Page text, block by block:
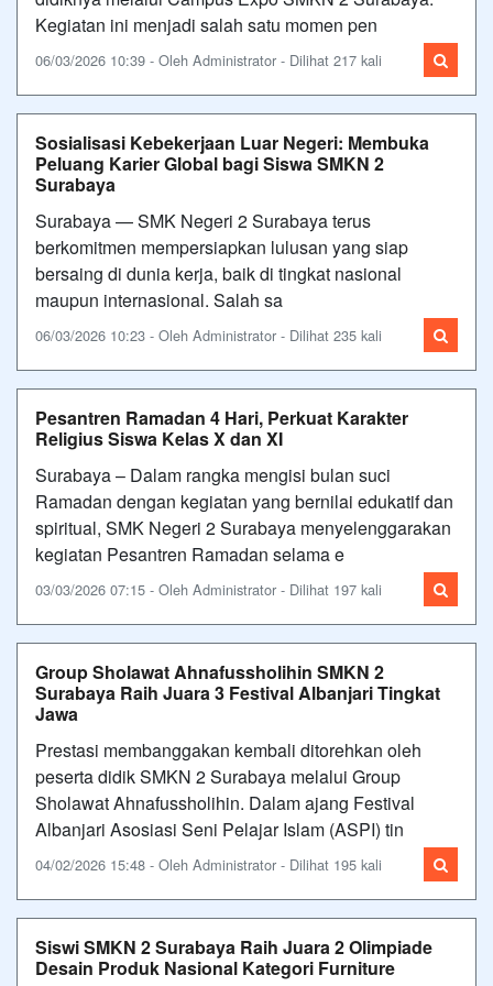
Kegiatan ini menjadi salah satu momen pen
06/03/2026 10:39 - Oleh Administrator - Dilihat 217 kali
Sosialisasi Kebekerjaan Luar Negeri: Membuka
Peluang Karier Global bagi Siswa SMKN 2
Surabaya
Surabaya — SMK Negeri 2 Surabaya terus
berkomitmen mempersiapkan lulusan yang siap
bersaing di dunia kerja, baik di tingkat nasional
maupun internasional. Salah sa
06/03/2026 10:23 - Oleh Administrator - Dilihat 235 kali
Pesantren Ramadan 4 Hari, Perkuat Karakter
Religius Siswa Kelas X dan XI
Surabaya – Dalam rangka mengisi bulan suci
Ramadan dengan kegiatan yang bernilai edukatif dan
spiritual, SMK Negeri 2 Surabaya menyelenggarakan
kegiatan Pesantren Ramadan selama e
03/03/2026 07:15 - Oleh Administrator - Dilihat 197 kali
Group Sholawat Ahnafussholihin SMKN 2
Surabaya Raih Juara 3 Festival Albanjari Tingkat
Jawa
Prestasi membanggakan kembali ditorehkan oleh
peserta didik SMKN 2 Surabaya melalui Group
Sholawat Ahnafussholihin. Dalam ajang Festival
Albanjari Asosiasi Seni Pelajar Islam (ASPI) tin
04/02/2026 15:48 - Oleh Administrator - Dilihat 195 kali
Siswi SMKN 2 Surabaya Raih Juara 2 Olimpiade
Desain Produk Nasional Kategori Furniture